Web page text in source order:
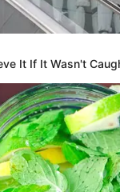
Not For
It If It Wasn't